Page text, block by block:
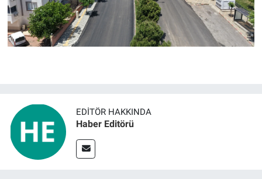
EDITÖR HAKKINDA
Haber Editörü